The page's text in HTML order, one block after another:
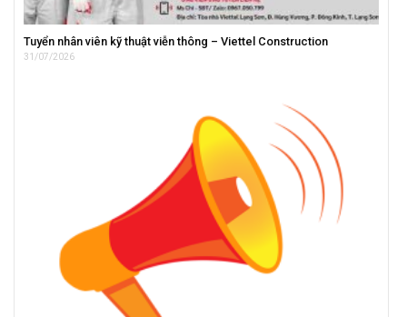
Tuyển nhân viên kỹ thuật viễn thông – Viettel Construction
31/07/2026